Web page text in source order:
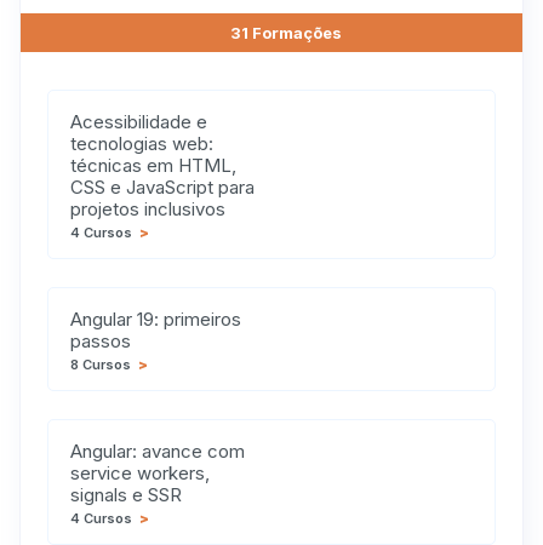
31 Formações
Acessibilidade e
tecnologias web:
técnicas em HTML,
CSS e JavaScript para
projetos inclusivos
4 Cursos >
Angular 19: primeiros
passos
8 Cursos >
Angular: avance com
service workers,
signals e SSR
4 Cursos >